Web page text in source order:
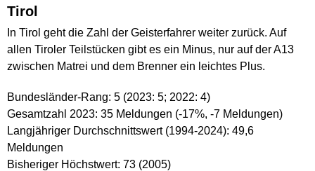
Tirol
In Tirol geht die Zahl der Geisterfahrer weiter zurück. Auf
allen Tiroler Teilstücken gibt es ein Minus, nur auf der A13
zwischen Matrei und dem Brenner ein leichtes Plus.
Bundesländer-Rang: 5 (2023: 5; 2022: 4)
Gesamtzahl 2023: 35 Meldungen (-17%, -7 Meldungen)
Langjähriger Durchschnittswert (1994-2024): 49,6
Meldungen
Bisheriger Höchstwert: 73 (2005)